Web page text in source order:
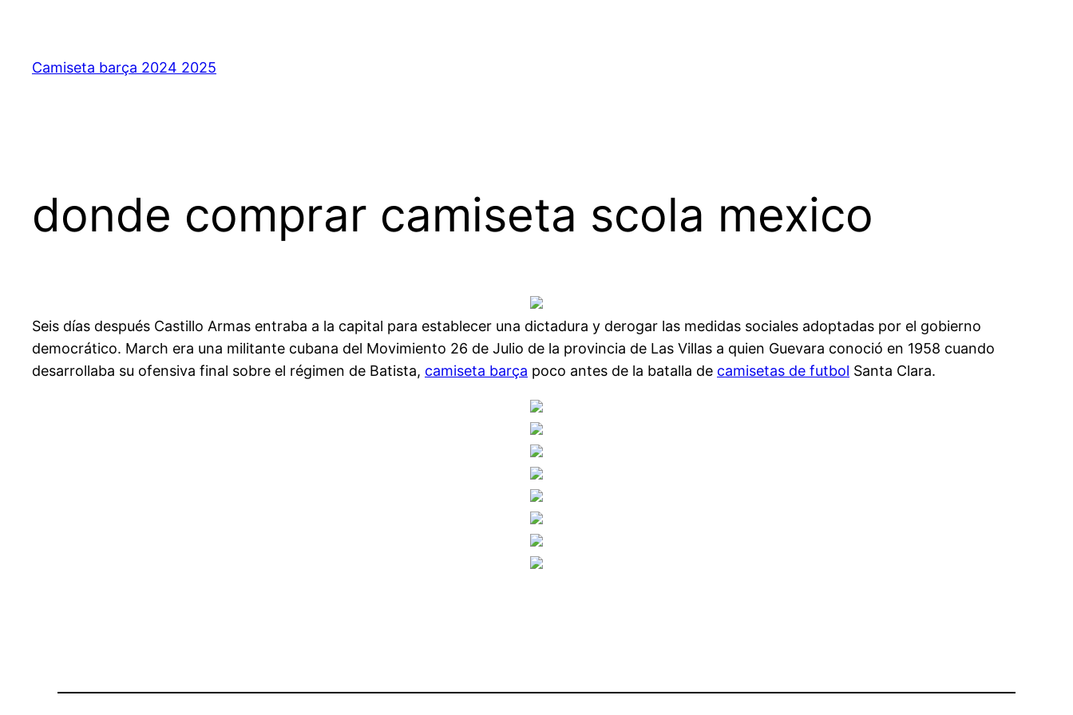
contenido
Camiseta barça 2024 2025
donde comprar camiseta scola mexico
Seis días después Castillo Armas entraba a la capital para establecer una dictadura y derogar las medidas sociales adoptadas por el gobierno
democrático. March era una militante cubana del Movimiento 26 de Julio de la provincia de Las Villas a quien Guevara conoció en 1958 cuando
desarrollaba su ofensiva final sobre el régimen de Batista, camiseta barça poco antes de la batalla de camisetas de futbol Santa Clara.